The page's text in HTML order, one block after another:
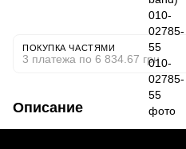
ПОКУПКА ЧАСТЯМИ
3 платежа по 6 834.67 грн
Описание